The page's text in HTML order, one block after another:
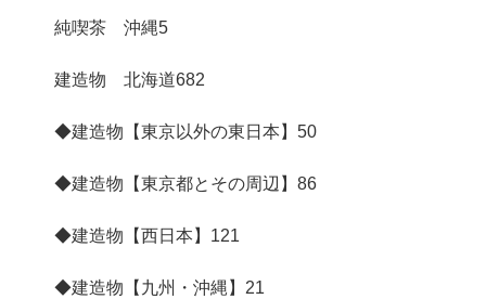
純喫茶 沖縄5
建造物 北海道682
◆建造物【東京以外の東日本】 50
◆建造物【東京都とその周辺】 86
◆建造物【西日本】 121
◆建造物【九州・沖縄】 21